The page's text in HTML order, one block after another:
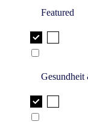
Featured
Gesundheit